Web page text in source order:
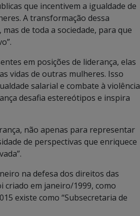
que incentivem a igualdade de
A transformação dessa
de toda a sociedade, para que
em posições de liderança, elas
vidas de outras mulheres. Isso
salarial e combate à violência
desafia estereótipos e inspira
não apenas para representar
de perspectivas que enriquece
na defesa dos direitos das
em janeiro/1999, como
existe como “Subsecretaria de